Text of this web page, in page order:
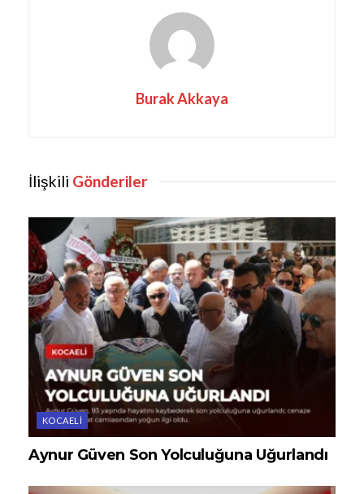
Burak Akkaya
İlişkili Gönderiler
KOCAELI
Aynur Güven Son Yolculuğuna Uğurlandı